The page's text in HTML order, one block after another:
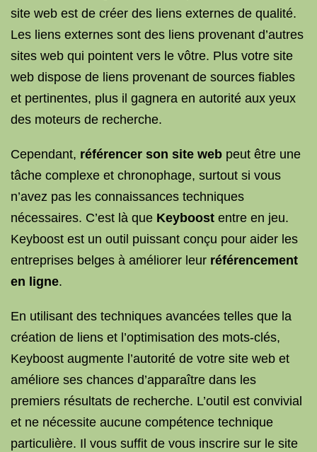
site web est de créer des liens externes de qualité.
Les liens externes sont des liens provenant d’autres
sites web qui pointent vers le vôtre. Plus votre site
web dispose de liens provenant de sources fiables
et pertinentes, plus il gagnera en autorité aux yeux
des moteurs de recherche.
Cependant, référencer son site web peut être une
tâche complexe et chronophage, surtout si vous
n’avez pas les connaissances techniques
nécessaires. C’est là que Keyboost entre en jeu.
Keyboost est un outil puissant conçu pour aider les
entreprises belges à améliorer leur référencement
en ligne.
En utilisant des techniques avancées telles que la
création de liens et l’optimisation des mots-clés,
Keyboost augmente l’autorité de votre site web et
améliore ses chances d’apparaître dans les
premiers résultats de recherche. L’outil est convivial
et ne nécessite aucune compétence technique
particulière. Il vous suffit de vous inscrire sur le site